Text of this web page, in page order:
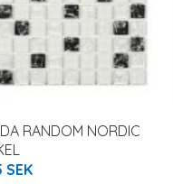
RANDOM NORDIC
SEK